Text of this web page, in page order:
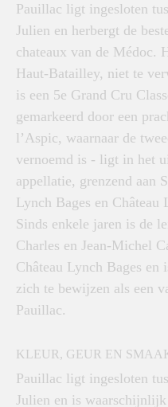
Pauillac ligt ingesloten
Julien en herbergt de
chateaux van de Médoc.
Haut-Batailley, niet te
is een 5e Grand Cru
gemarkeerd door een
l’Aspic, waarnaar de
vernoemd is - ligt in het
appellatie, grenzend aan
Lynch Bages en Château
Sinds enkele jaren is de
Charles en Jean-Michel
Château Lynch Bages
zich te bewijzen als een
Pauillac.
KLEUR, GEUR EN
Pauillac ligt ingesloten
Julien en is waarschijnlijk